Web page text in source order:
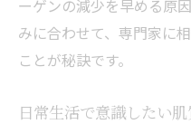
肌質改善のため
コラーゲンと肌質
コラーゲン強化
肌質改善とコラ
ーゲンの減少を早める原
みに合わせて、専門家に
ことが秘訣です。
日常生活で意識したい